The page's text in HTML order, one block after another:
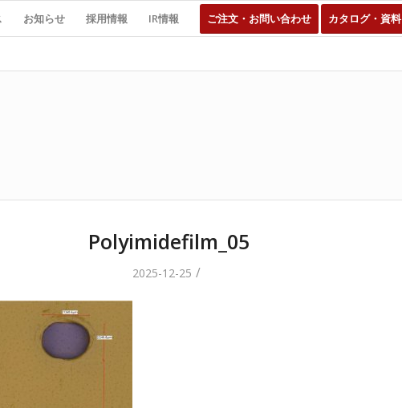
お知らせ 採用情報 IR情報 ご注文・お問い合わせ カタログ・資料
Polyimidefilm_05
2025-12-25 /